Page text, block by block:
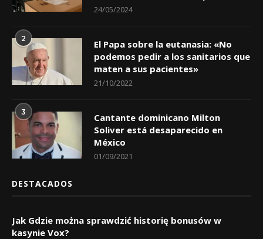
24/05/2024
2
El Papa sobre la eutanasia: «No
podemos pedir a los sanitarios que
maten a sus pacientes»
21/10/2022
3
Cantante dominicano Milton
Soliver está desaparecido en
México
01/09/2021
DESTACADOS
Jak Gdzie można sprawdzić historię bonusów w
kasynie Vox?